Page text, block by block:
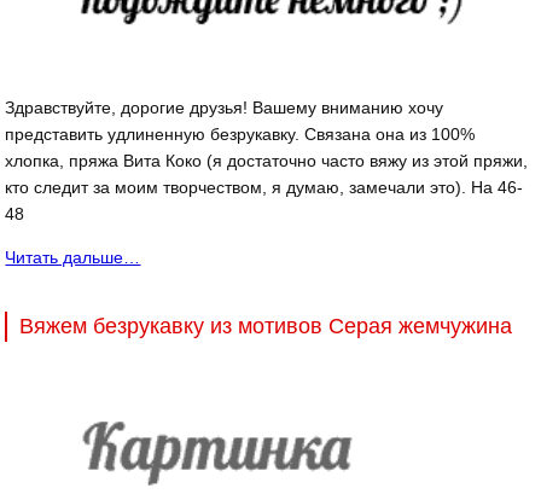
Здравствуйте, дорогие друзья! Вашему вниманию хочу
представить удлиненную безрукавку. Связана она из 100%
хлопка, пряжа Вита Коко (я достаточно часто вяжу из этой пряжи,
кто следит за моим творчеством, я думаю, замечали это). На 46-
48
Читать дальше…
Вяжем безрукавку из мотивов Серая жемчужина